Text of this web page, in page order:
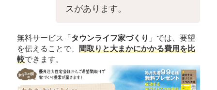
スがあります。
無料サービス「タウンライフ家づくり 」では、要望
を伝えることで、 間取りと大まかにかかる費用を比
較できます。